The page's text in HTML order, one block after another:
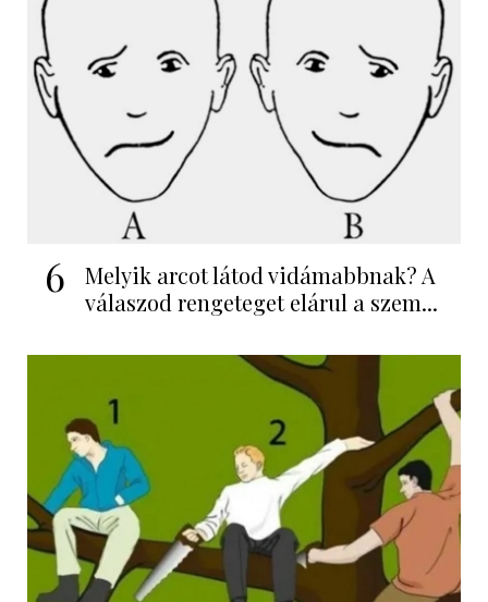
6
Melyik arcot látod vidámabbnak? A
válaszod rengeteget elárul a szem...